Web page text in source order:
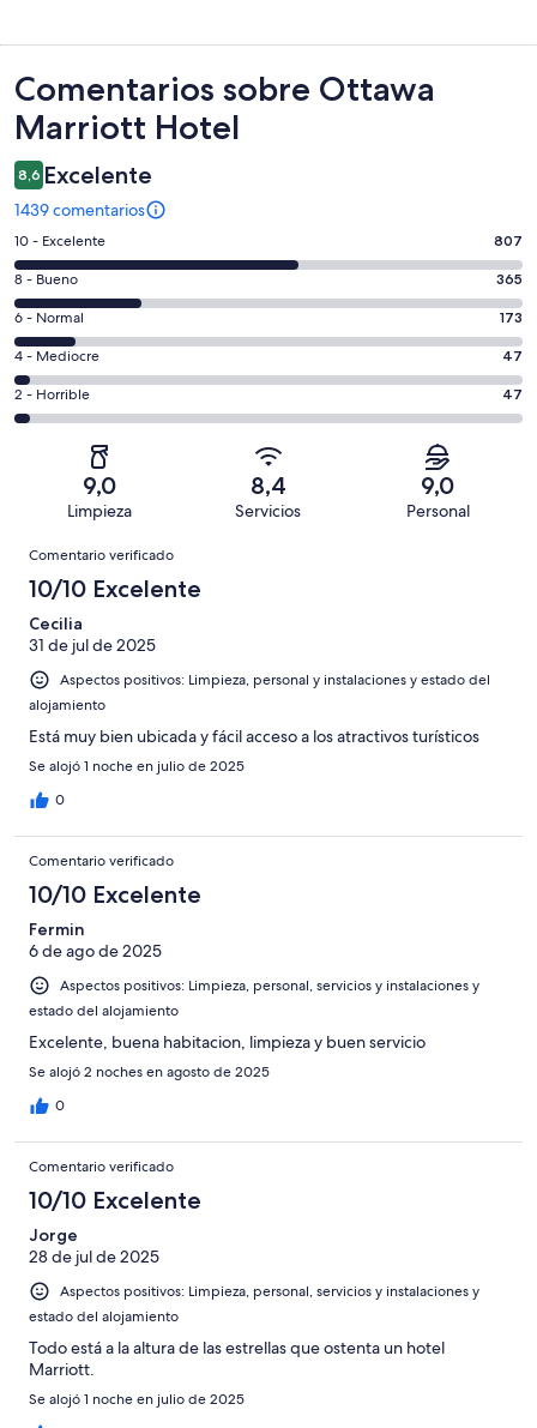
Comentarios
Comentarios sobre Ottawa
Marriott Hotel
8,6 Excelente
1439 comentarios
807
comentarios
de
un
total
de
1439
con
puntuación
10 - Excelente 807
365
comentarios
de
un
total
de
puntuación
8 - Bueno 365
173
comentarios
de
un
total
puntuación
Normal
6 - Normal 173
47
comentarios
de
una
puntuación
Mediocre
4 - Mediocre 47
47
comentarios
1439
una
puntuación
de
2 - Horrible 47
9,0
Limpieza
8,4
Servicios
9,0
Personal
Comentarios
Comentario verificado
10/10 Excelente
Cecilia
31 de jul de 2025
Aspectos positivos: Limpieza, personal y instalaciones y estado del
alojamiento
Está muy bien ubicada y fácil acceso a los atractivos turísticos
Se alojó 1 noche en julio de 2025
0
Comentario verificado
10/10 Excelente
Fermin
6 de ago de 2025
Aspectos positivos: Limpieza, personal, servicios y instalaciones y
estado del alojamiento
Excelente, buena habitacion, limpieza y buen servicio
Se alojó 2 noches en agosto de 2025
0
Comentario verificado
10/10 Excelente
Jorge
28 de jul de 2025
Aspectos positivos: Limpieza, personal, servicios y instalaciones y
estado del alojamiento
Todo está a la altura de las estrellas que ostenta un hotel
Marriott.
Se alojó 1 noche en julio de 2025